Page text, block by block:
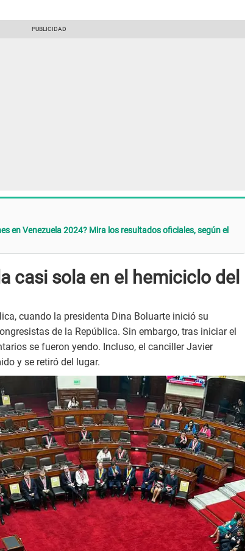
en Venezuela 2024? Mira los resultados oficiales, según el
casi sola en el hemiciclo del
cuando la presidenta Dina Boluarte inició su
de la República. Sin embargo, tras iniciar el
se fueron yendo. Incluso, el canciller Javier
y se retiró del lugar.